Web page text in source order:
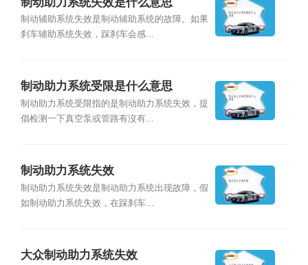
制动辅助系统失效是制动辅助系统的故障。如果
刹车辅助系统失效，踩刹车会感...
制动助力系统受限是什么意思
制动助力系统受限指的是制动助力系统失效，提
倡检测一下真空泵或管路有沒有...
制动助力系统失效
制动助力系统失效是制动助力系统出现故障，假
如制动助力系统失效，在踩刹车...
大众制动助力系统失效